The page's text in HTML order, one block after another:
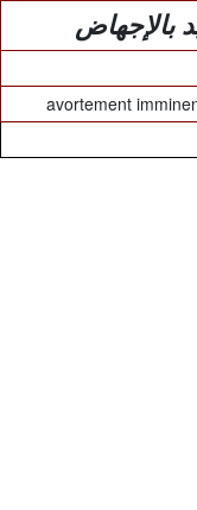
بالإجهاض
avortement